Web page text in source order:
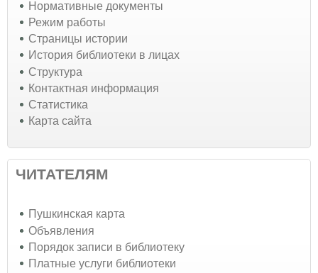
Нормативные документы
Режим работы
Страницы истории
История библиотеки в лицах
Структура
Контактная информация
Статистика
Карта сайта
ЧИТАТЕЛЯМ
Пушкинская карта
Объявления
Порядок записи в библиотеку
Платные услуги библиотеки